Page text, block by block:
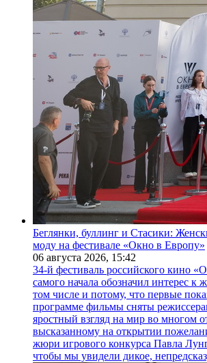
Беглянки, буллинг и Стасики:
моду на фестивале «Окно в Европу»
06 августа 2026, 15:42
34-й фестиваль российского кино
самого начала обозначил интерес к
том числе и потому, что первые
программе фильмы сняты
яростный взгляд на мир во многом
высказанному на открытии
жюри игрового конкурса Павла
чтобы мы увидели дикое,